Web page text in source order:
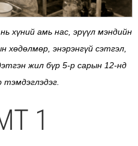
хүний амь нас, эрүүл мэндийн
хөдөлмөр, энэрэнгүй сэтгэл,
жил бүр 5-р сарын 12-нд
тэмдэглэдэг.
1